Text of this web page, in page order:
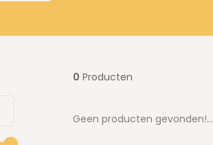
0 Producten
Geen producten gevonden!...